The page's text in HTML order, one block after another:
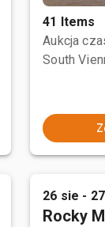
41 Items
Aukcja
South
26 sie -
Rocky